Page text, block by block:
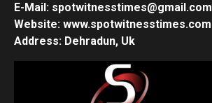
E-Mail: spotwitnesstimes@gmail.com
Website: www.spotwitnesstimes.com
Address: Dehradun, Uk